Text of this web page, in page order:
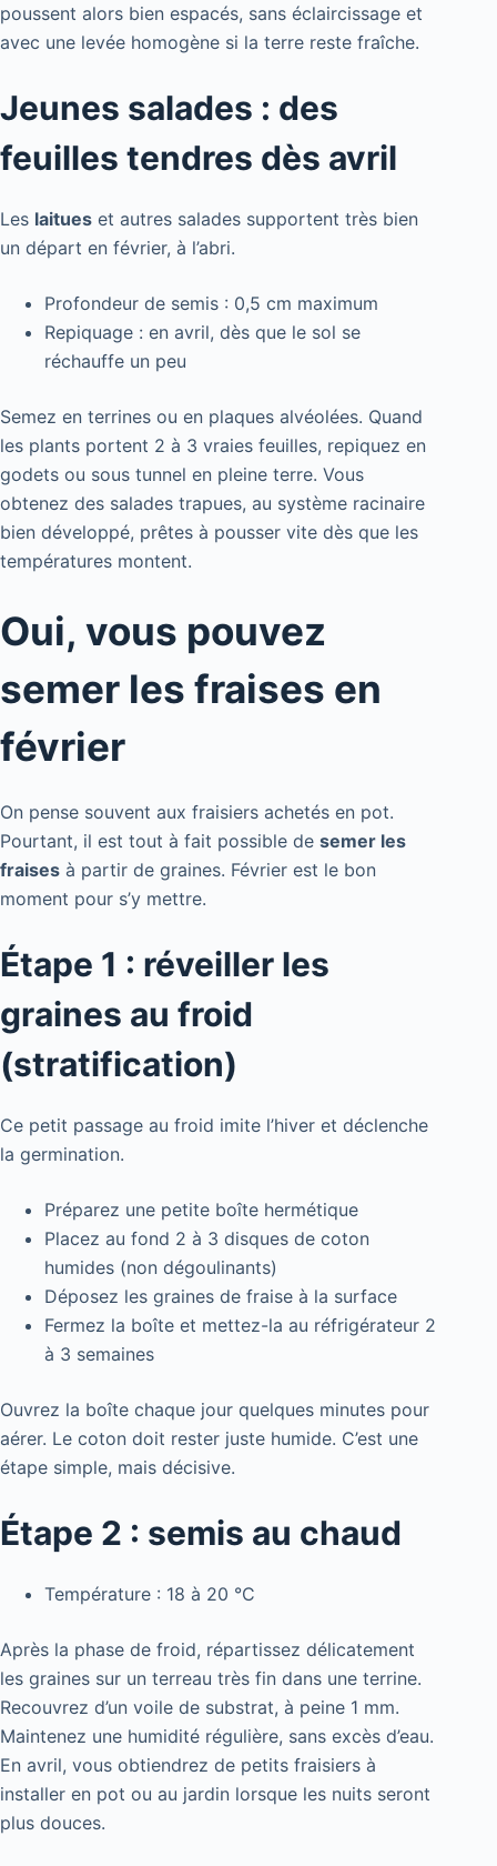
poussent alors bien espacés, sans éclaircissage et
avec une levée homogène si la terre reste fraîche.
Jeunes salades : des
feuilles tendres dès avril
Les laitues et autres salades supportent très bien
un départ en février, à l’abri.
Profondeur de semis : 0,5 cm maximum
Repiquage : en avril, dès que le sol se
réchauffe un peu
Semez en terrines ou en plaques alvéolées. Quand
les plants portent 2 à 3 vraies feuilles, repiquez en
godets ou sous tunnel en pleine terre. Vous
obtenez des salades trapues, au système racinaire
bien développé, prêtes à pousser vite dès que les
températures montent.
Oui, vous pouvez
semer les fraises en
février
On pense souvent aux fraisiers achetés en pot.
Pourtant, il est tout à fait possible de semer les
fraises à partir de graines. Février est le bon
moment pour s’y mettre.
Étape 1 : réveiller les
graines au froid
(stratification)
Ce petit passage au froid imite l’hiver et déclenche
la germination.
Préparez une petite boîte hermétique
Placez au fond 2 à 3 disques de coton
humides (non dégoulinants)
Déposez les graines de fraise à la surface
Fermez la boîte et mettez-la au réfrigérateur 2
à 3 semaines
Ouvrez la boîte chaque jour quelques minutes pour
aérer. Le coton doit rester juste humide. C’est une
étape simple, mais décisive.
Étape 2 : semis au chaud
Température : 18 à 20 °C
Après la phase de froid, répartissez délicatement
les graines sur un terreau très fin dans une terrine.
Recouvrez d’un voile de substrat, à peine 1 mm.
Maintenez une humidité régulière, sans excès d’eau.
En avril, vous obtiendrez de petits fraisiers à
installer en pot ou au jardin lorsque les nuits seront
plus douces.